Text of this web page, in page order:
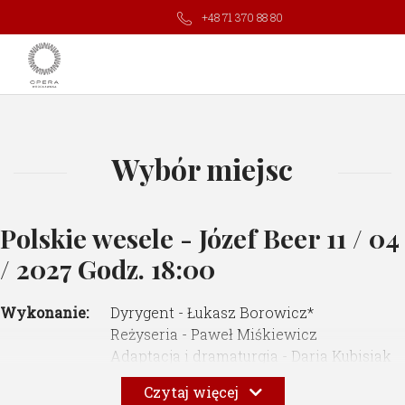
+48 71 370 88 80
Wybór miejsc
Polskie wesele - Józef Beer 11 / 04
/ 2027 Godz. 18:00
Wykonanie:
Dyrygent - Łukasz Borowicz*
Reżyseria - Paweł Miśkiewicz
Adaptacja i dramaturgia - Daria Kubisiak
Choreografia i ruch sceniczny - Maćko
PrusakCzytaj więcej